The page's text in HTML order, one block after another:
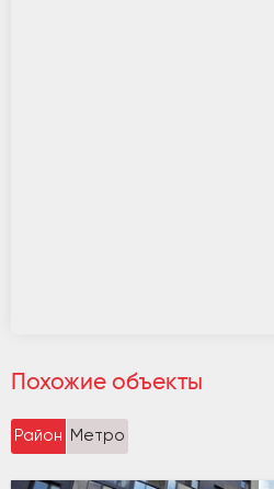
Похожие объекты
Район Метро